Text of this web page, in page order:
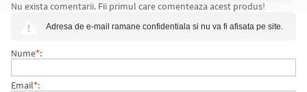
ROTUND, 2 MM, ONE4ALL 127HS PASTEL 10
Nu exista comentarii. Fii primul care comenteaza acest produs!
Adresa de e-mail ramane confidentiala si nu va fi afisata pe site.
Nume*:
Email*: